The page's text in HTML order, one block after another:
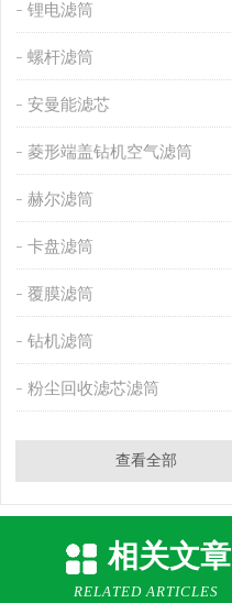
锂电滤筒
螺杆滤筒
安曼能滤芯
菱形端盖钻机空气滤筒
赫尔滤筒
卡盘滤筒
覆膜滤筒
钻机滤筒
粉尘回收滤芯滤筒
查看全部
相关文章
RELATED ARTICLES